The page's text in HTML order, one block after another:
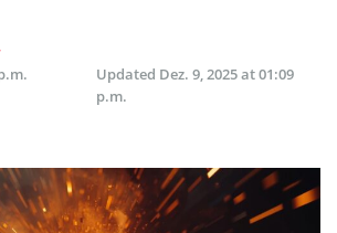
Updated Dez. 9, 2025 at 01:09
p.m.